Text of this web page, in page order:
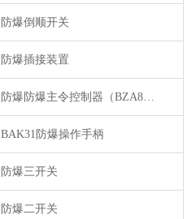
防爆倒顺开关
防爆插接装置
防爆防爆主令控制器（BZA8050-A2）
BAK31防爆操作手柄
防爆三开关
防爆二开关